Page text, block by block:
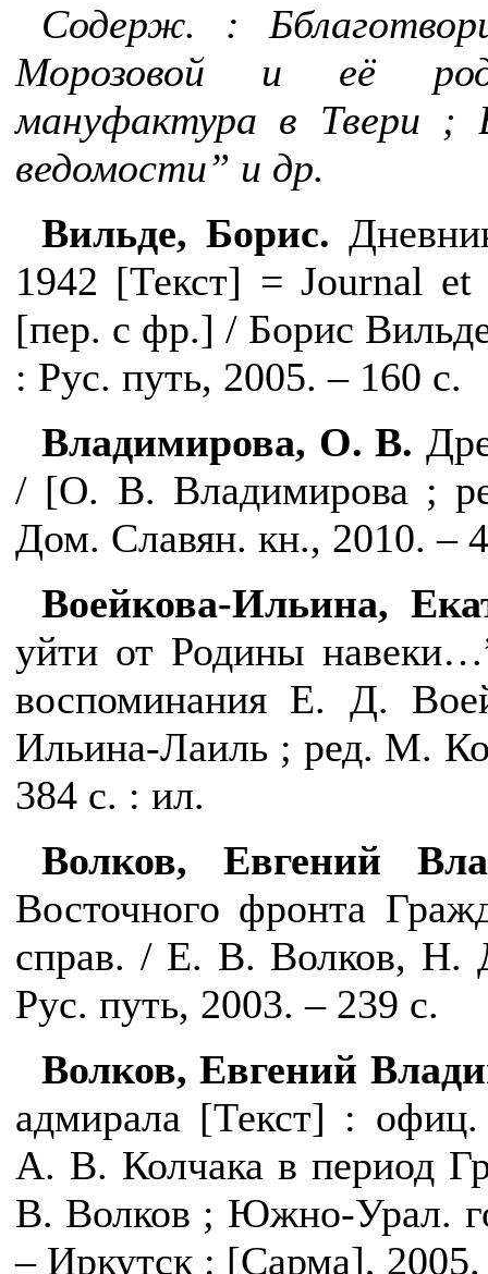
Содерж.
:Б
Морозовой и её
мануфактура в Твери ;
ведомости” и др.
Вильде, Борис.
1942 [Текст] = Journal
[пер. с фр.] / Борис
: Рус. путь, 2005. – 160 с.
Владимирова, О. В.
/ [О. В. Владимирова ;
Дом. Славян. кн., 2010. –
Воейкова-Ильина,
уйти от Родины
воспоминания Е. Д.
Ильина-Лаиль ; ред. М.
384 с. : ил.
Волков, Евгений
Восточного фронта
справ. / Е. В. Волков,
Рус. путь, 2003. – 239 с.
Волков, Евгений
адмирала [Текст] :
А. В. Колчака в период
В. Волков ; Южно-Урал.
– Иркутск : [Сарма],